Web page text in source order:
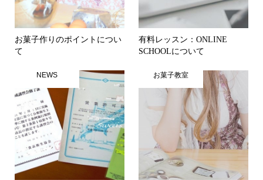
お菓子作りのポイントについ
て
有料レッスン：ONLINE
SCHOOLについて
NEWS お菓子教室